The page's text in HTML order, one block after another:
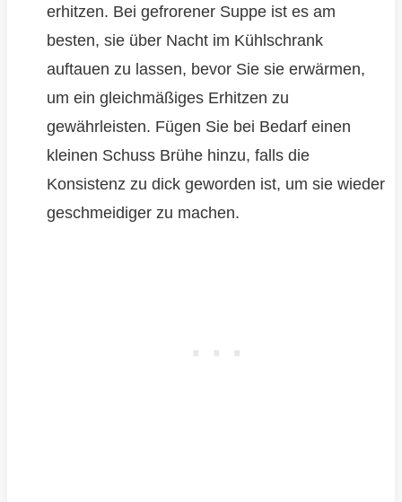
erhitzen. Bei gefrorener Suppe ist es am
besten, sie über Nacht im Kühlschrank
auftauen zu lassen, bevor Sie sie erwärmen,
um ein gleichmäßiges Erhitzen zu
gewährleisten. Fügen Sie bei Bedarf einen
kleinen Schuss Brühe hinzu, falls die
Konsistenz zu dick geworden ist, um sie wieder
geschmeidiger zu machen.